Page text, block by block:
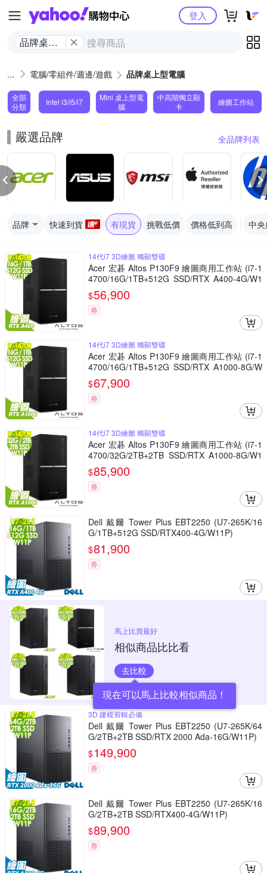
Yahoo購物中心
品牌桌上
登入
電腦/零組件/週邊/遊戲 品牌桌上型電腦
全部
分類
Intel i3/i5/i7
Mini 桌上型電
腦
中高階獨立顯
卡
繪圖工作站
嚴選品牌 全品牌列表
品牌 快速到貨 有現貨 挑戰低價 價格低到高 中
14代i7 3D繪圖 獨顯雙碟
Acer 宏碁 Altos P130F9 繪圖商用工作站 (i7-1
4700/16G/1TB+512G SSD/RTX A400-4G/W1
1P)
$56,900
券
14代i7 3D繪圖 獨顯雙碟
Acer 宏碁 Altos P130F9 繪圖商用工作站 (i7-1
4700/16G/1TB+512G SSD/RTX A1000-8G/W
11P)
$67,900
券
14代i7 3D繪圖 獨顯雙碟
Acer 宏碁 Altos P130F9 繪圖商用工作站 (i7-1
4700/32G/2TB+2TB SSD/RTX A1000-8G/W1
1P)
$85,900
券
Dell 戴爾 Tower Plus EBT2250 (U7-265K/16
G/1TB+512G SSD/RTX400-4G/W11P)
$81,900
券
馬上比買最好
相似商品比比看
去比較
現在可以馬上比較相似商品！
3D 建模剪輯必備
Dell 戴爾 Tower Plus EBT2250 (U7-265K/64
G/2TB+2TB SSD/RTX 2000 Ada-16G/W11P)
$149,900
券
Dell 戴爾 Tower Plus EBT2250 (U7-265K/16
G/2TB+2TB SSD/RTX400-4G/W11P)
$89,900
券